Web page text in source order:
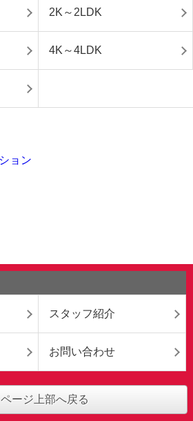
2K～2LDK
4K～4LDK
スタッフ紹介
お問い合わせ
ページ上部へ戻る